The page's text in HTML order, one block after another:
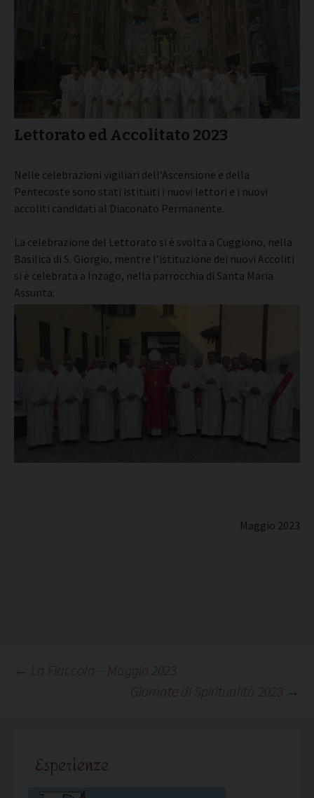
Lettorato ed Accolitato 2023
Nelle celebrazioni vigiliari dell’Ascensione e della
Pentecoste sono stati istituiti i nuovi lettori e i nuovi
accoliti candidati al Diaconato Permanente.
La celebrazione del Lettorato si è svolta a Cuggiono, nella
Basilica di S. Giorgio, mentre l’istituzione dei nuovi Accoliti
si è celebrata a Inzago, nella parrocchia di Santa Maria
Assunta:
Maggio 2023
Navigazione
← La Fiaccola – Maggio 2023
Giornate di Spiritualità 2023 →
Esperienze